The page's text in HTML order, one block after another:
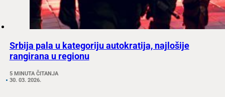
Srbija pala u kategoriju autokratija, najlošije
rangirana u regionu
5 MINUTA ČITANJA
30. 03. 2026.